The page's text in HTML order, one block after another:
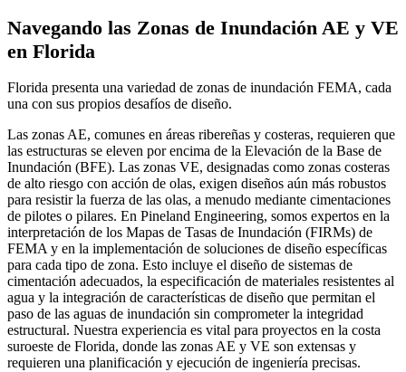
Navegando las Zonas de Inundación AE y VE
en Florida
Florida presenta una variedad de zonas de inundación FEMA, cada
una con sus propios desafíos de diseño.
Las zonas AE, comunes en áreas ribereñas y costeras, requieren que
las estructuras se eleven por encima de la Elevación de la Base de
Inundación (BFE). Las zonas VE, designadas como zonas costeras
de alto riesgo con acción de olas, exigen diseños aún más robustos
para resistir la fuerza de las olas, a menudo mediante cimentaciones
de pilotes o pilares. En Pineland Engineering, somos expertos en la
interpretación de los Mapas de Tasas de Inundación (FIRMs) de
FEMA y en la implementación de soluciones de diseño específicas
para cada tipo de zona. Esto incluye el diseño de sistemas de
cimentación adecuados, la especificación de materiales resistentes al
agua y la integración de características de diseño que permitan el
paso de las aguas de inundación sin comprometer la integridad
estructural. Nuestra experiencia es vital para proyectos en la costa
suroeste de Florida, donde las zonas AE y VE son extensas y
requieren una planificación y ejecución de ingeniería precisas.